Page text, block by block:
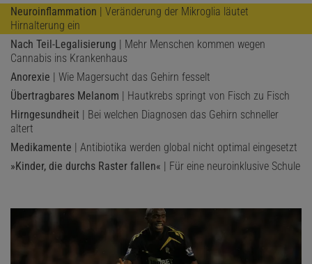
Neuroinflammation | Veränderung der Mikroglia läutet
Hirnalterung ein
Nach Teil-Legalisierung | Mehr Menschen kommen wegen
Cannabis ins Krankenhaus
Anorexie | Wie Magersucht das Gehirn fesselt
Übertragbares Melanom | Hautkrebs springt von Fisch zu Fisch
Hirngesundheit | Bei welchen Diagnosen das Gehirn schneller
altert
Medikamente | Antibiotika werden global nicht optimal eingesetzt
»Kinder, die durchs Raster fallen« | Für eine neuroinklusive Schule